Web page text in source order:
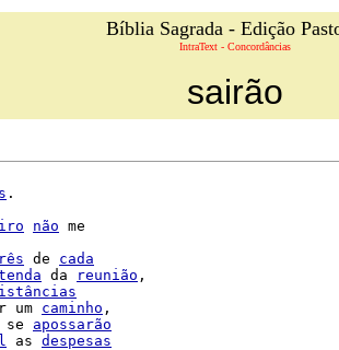
Bíblia Sagrada - Edição
IntraText - Concordâncias
sairão
.
não me
de cada
da reunião ,
um caminho ,
se apossarão
as despesas